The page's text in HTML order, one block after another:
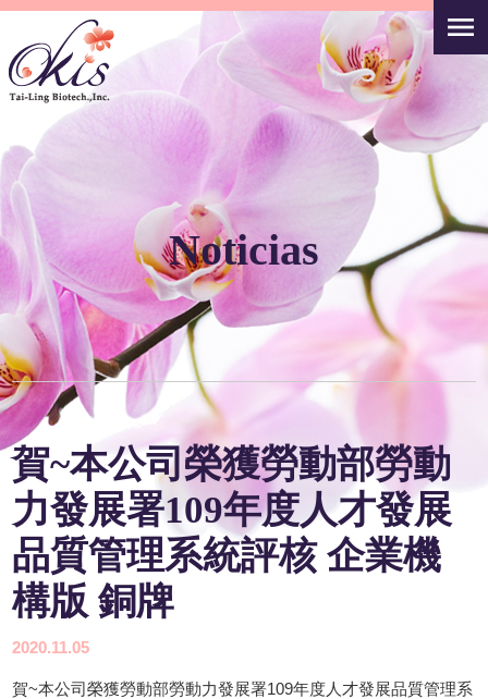
Noticias
賀~本公司榮獲勞動部勞動
力發展署109年度人才發展
品質管理系統評核 企業機
構版 銅牌
2020.11.05
賀~本公司榮獲勞動部勞動力發展署109年度人才發展品質管理系